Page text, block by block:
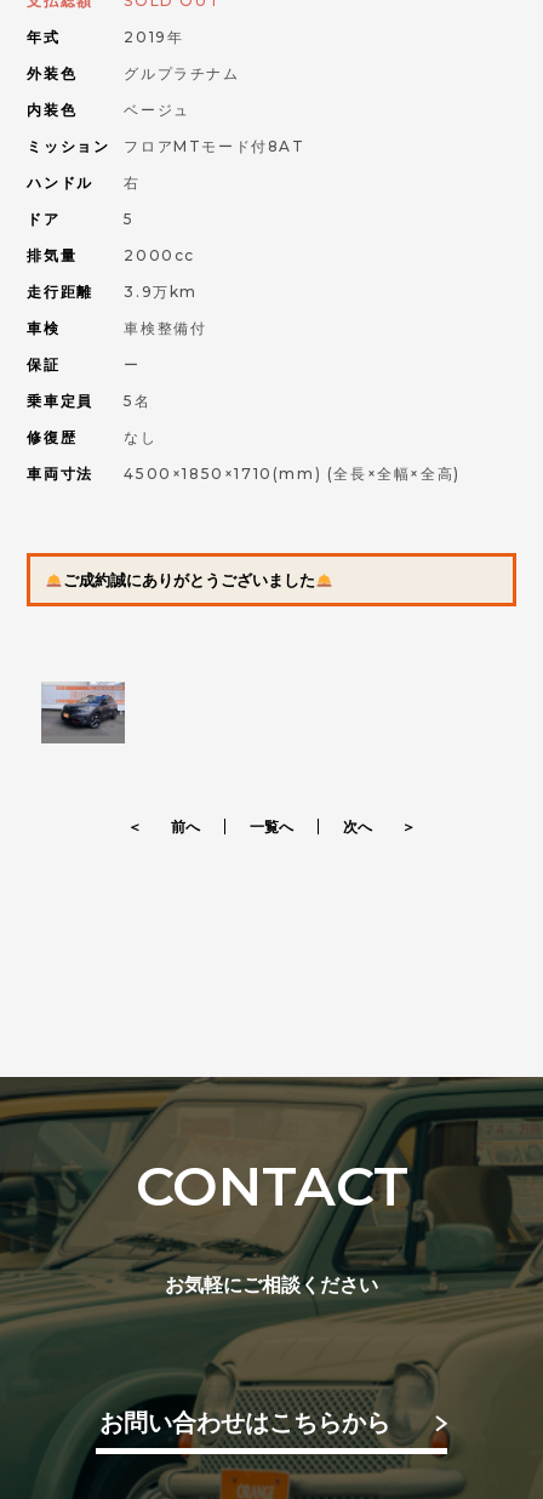
IMPORT CAR
輸入車
PIKE CAR
パイクカー
年式
外装色
内装色
ミッション
ハンドル
ドア
排気量
走行距離
車検
保証
乗車定員
修復歴
車両寸法
2019年
グルプラチナム
ベージュ
フロアMTモード付8AT
右
5
2000cc
3.9万km
車検整備付
ー
5名
なし
4500×1850×1710(mm) (全長×全幅×全高)
ご成約誠にありがとうございました
＜ 前へ 一覧へ 次へ ＞
CONTACT
お気軽にご相談ください
お問い合わせはこちらから